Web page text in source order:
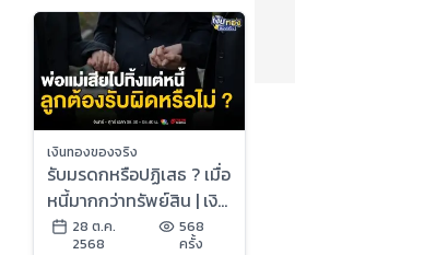
เงินทองของจริง
รับมรดกหรือปฏิเสธ ? เมื่อ
หนี้มากกว่าทรัพย์สิน | เงิน
ทองของจริง
28 ต.ค.
2568
568
ครั้ง